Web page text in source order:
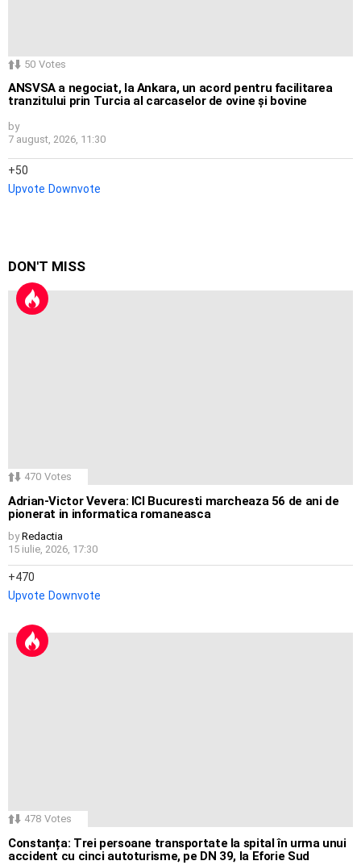
50 Votes
ANSVSA a negociat, la Ankara, un acord pentru facilitarea
tranzitului prin Turcia al carcaselor de ovine și bovine
by
7 august, 2026, 11:30
50
Upvote Downvote
DON'T MISS
470 Votes
Adrian-Victor Vevera: ICI Bucuresti marcheaza 56 de ani de
pionerat in informatica romaneasca
by Redactia
15 iulie, 2026, 17:30
470
Upvote Downvote
478 Votes
Constanța: Trei persoane transportate la spital în urma unui
accident cu cinci autoturisme, pe DN 39, la Eforie Sud